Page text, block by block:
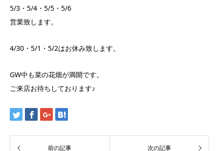
5/3・5/4・5/5・5/6
営業致します。
4/30・5/1・5/2はお休み致します。
GW中も菜の花畑が満開です。
ご来店お待ちしております♪